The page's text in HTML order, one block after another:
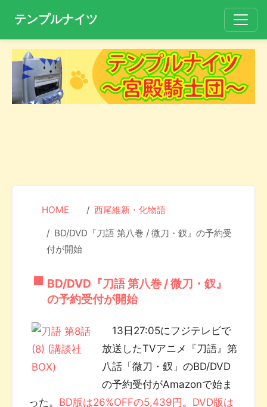
テンプルナイツ
HOME 西尾維新・化物語
BD/DVD『刀語 第八巻 / 微刀・釵』の予約受
付が開始
BD/DVD『刀語 第八巻 / 微刀・釵』
の予約受付が開始
13日27:05にフジテレビで
放送したTVアニメ『刀語』第
八話「微刀・釵」のBD/DVD
の予約受付がAmazonで始ま
った。 BD版は26%OFFの5,439円 。 DVD版は